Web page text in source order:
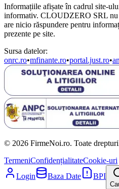
Informațiile afișate în cadrul site-
informativ. CLOUDZERO SRL nu
are nicio răspundere pentru
prezente pe site.
Sursa datelor:
onrc.ro•mfinante.ro•portal.just.ro•
© 2026 FirmeNoi.ro. Toate
TermeniConfidențialitateCookie-uri
Login
Baza Date BPI